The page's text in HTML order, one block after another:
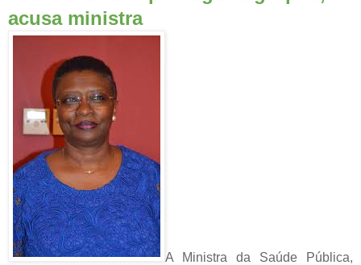
acusa ministra
A Ministra da Saúde Pública,